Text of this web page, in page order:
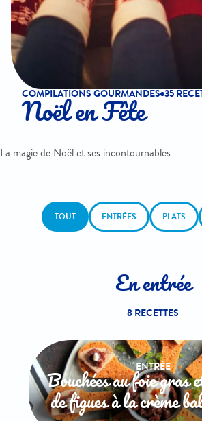
COMPILATIONS GOURMANDES 35
Noël en Fête
La magie de Noël et ses incontournables…
TOUT ENTRÉES PLATS
En entrée
8 RECETTES
ENTRÉE
Bouchées au foie gras
de figues à la crème